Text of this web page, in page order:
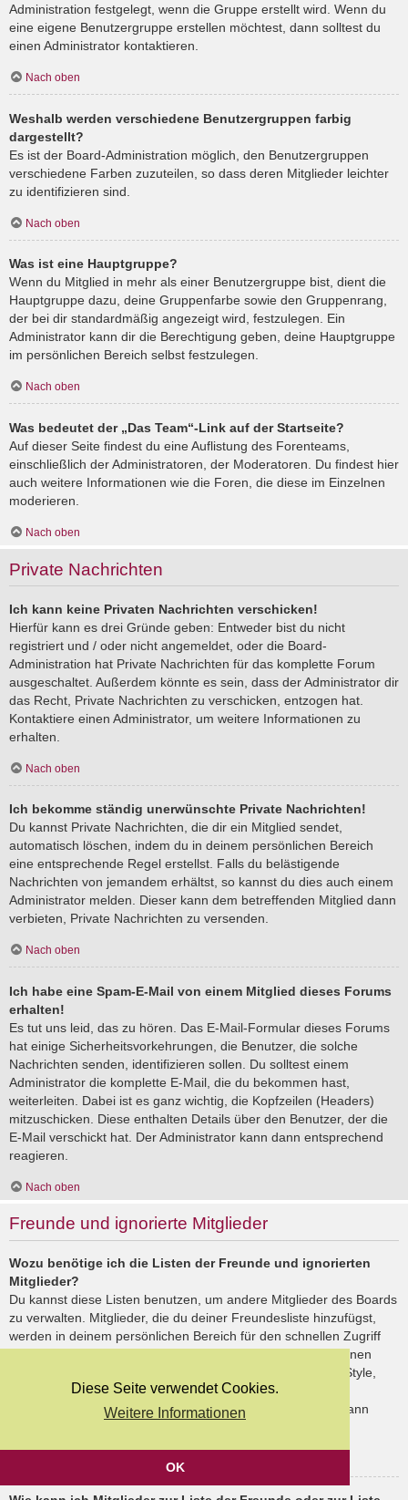
Diese Seite verwendet Cookies.
Weitere Informationen
OK
Administration festgelegt, wenn die Gruppe erstellt wird. Wenn du
eine eigene Benutzergruppe erstellen möchtest, dann solltest du
einen Administrator kontaktieren.
Nach oben
Weshalb werden verschiedene Benutzergruppen farbig
dargestellt?
Es ist der Board-Administration möglich, den Benutzergruppen
verschiedene Farben zuzuteilen, so dass deren Mitglieder leichter
zu identifizieren sind.
Nach oben
Was ist eine Hauptgruppe?
Wenn du Mitglied in mehr als einer Benutzergruppe bist, dient die
Hauptgruppe dazu, deine Gruppenfarbe sowie den Gruppenrang,
der bei dir standardmäßig angezeigt wird, festzulegen. Ein
Administrator kann dir die Berechtigung geben, deine Hauptgruppe
im persönlichen Bereich selbst festzulegen.
Nach oben
Was bedeutet der „Das Team“-Link auf der Startseite?
Auf dieser Seite findest du eine Auflistung des Forenteams,
einschließlich der Administratoren, der Moderatoren. Du findest hier
auch weitere Informationen wie die Foren, die diese im Einzelnen
moderieren.
Nach oben
Private Nachrichten
Ich kann keine Privaten Nachrichten verschicken!
Hierfür kann es drei Gründe geben: Entweder bist du nicht
registriert und / oder nicht angemeldet, oder die Board-
Administration hat Private Nachrichten für das komplette Forum
ausgeschaltet. Außerdem könnte es sein, dass der Administrator dir
das Recht, Private Nachrichten zu verschicken, entzogen hat.
Kontaktiere einen Administrator, um weitere Informationen zu
erhalten.
Nach oben
Ich bekomme ständig unerwünschte Private Nachrichten!
Du kannst Private Nachrichten, die dir ein Mitglied sendet,
automatisch löschen, indem du in deinem persönlichen Bereich
eine entsprechende Regel erstellst. Falls du belästigende
Nachrichten von jemandem erhältst, so kannst du dies auch einem
Administrator melden. Dieser kann dem betreffenden Mitglied dann
verbieten, Private Nachrichten zu versenden.
Nach oben
Ich habe eine Spam-E-Mail von einem Mitglied dieses Forums
erhalten!
Es tut uns leid, das zu hören. Das E-Mail-Formular dieses Forums
hat einige Sicherheitsvorkehrungen, die Benutzer, die solche
Nachrichten senden, identifizieren sollen. Du solltest einem
Administrator die komplette E-Mail, die du bekommen hast,
weiterleiten. Dabei ist es ganz wichtig, die Kopfzeilen (Headers)
mitzuschicken. Diese enthalten Details über den Benutzer, der die
E-Mail verschickt hat. Der Administrator kann dann entsprechend
reagieren.
Nach oben
Freunde und ignorierte Mitglieder
Wozu benötige ich die Listen der Freunde und ignorierten
Mitglieder?
Du kannst diese Listen benutzen, um andere Mitglieder des Boards
zu verwalten. Mitglieder, die du deiner Freundesliste hinzufügst,
werden in deinem persönlichen Bereich für den schnellen Zugriff
aufgelistet. Du siehst dort deren Onlinestatus und kannst ihnen
schnell eine Private Nachricht senden. Abhängig von dem Style,
den du verwendest, können Beiträge deiner Freunde auch
hervorgehoben sein. Wenn du einen Benutzer ignorierst, dann